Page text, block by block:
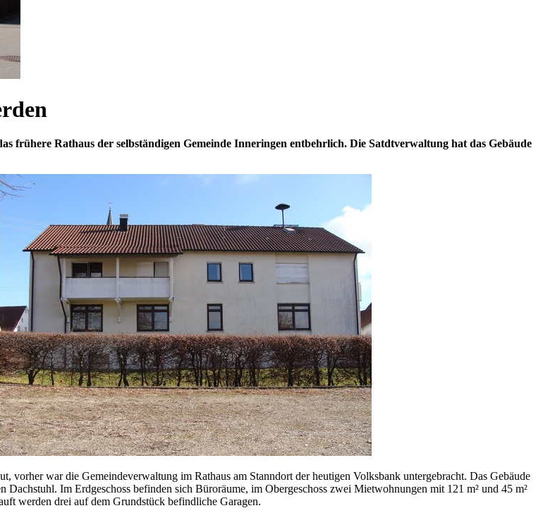
frühere Rathaus der selbständigen Gemeinde Inneringen entbehrlich. Die Satdtverwaltung hat das Gebäude
vorher war die Gemeindeverwaltung im Rathaus am Stanndort der heutigen Volksbank untergebracht. Das Gebäude
Dachstuhl. Im Erdgeschoss befinden sich Büroräume, im Obergeschoss zwei Mietwohnungen mit 121 m² und 45 m²
werden drei auf dem Grundstück befindliche Garagen.